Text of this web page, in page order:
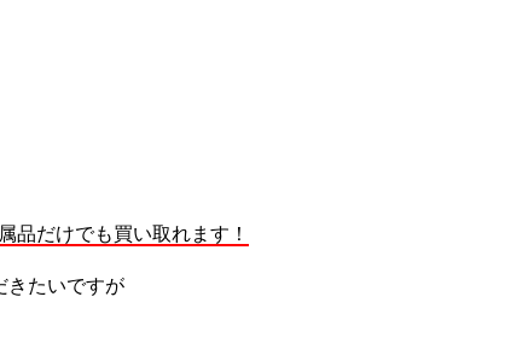
品だけでも買い取れます！
きたいですが